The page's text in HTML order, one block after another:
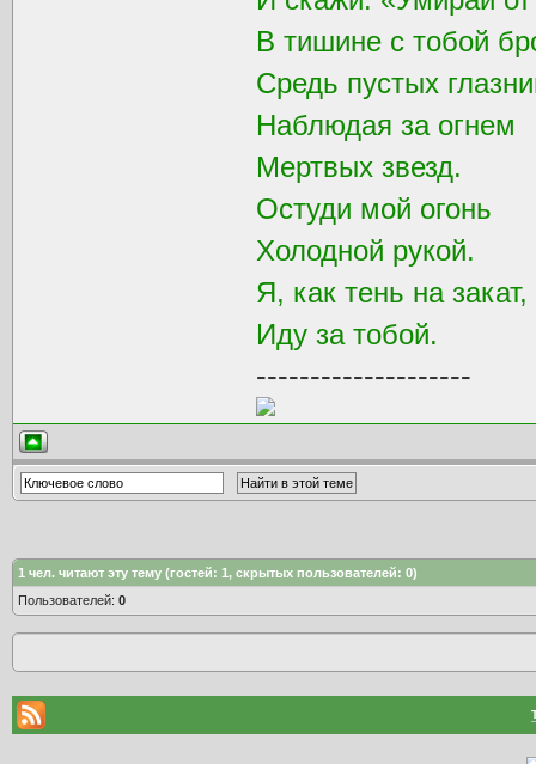
В тишине с тобой
Средь пустых
Наблюдая за огнем
Мертвых звезд.
Остуди мой огонь
Холодной рукой.
Я, как тень на закат,
Иду за тобой.
--------------------
1 чел. читают эту тему (гостей: 1, скрытых пользователей: 0)
Пользователей: 0